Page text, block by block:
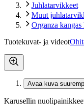
Juhlatarvikkeet
Muut
Organza
Tuotekuvat- ja videot
Avaa kuva
Karusellin